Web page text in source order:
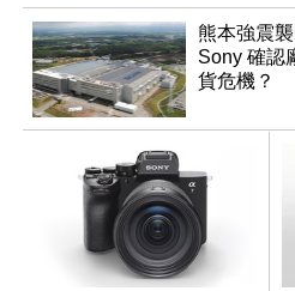
熊本強震
Sony 確認
貨危機？